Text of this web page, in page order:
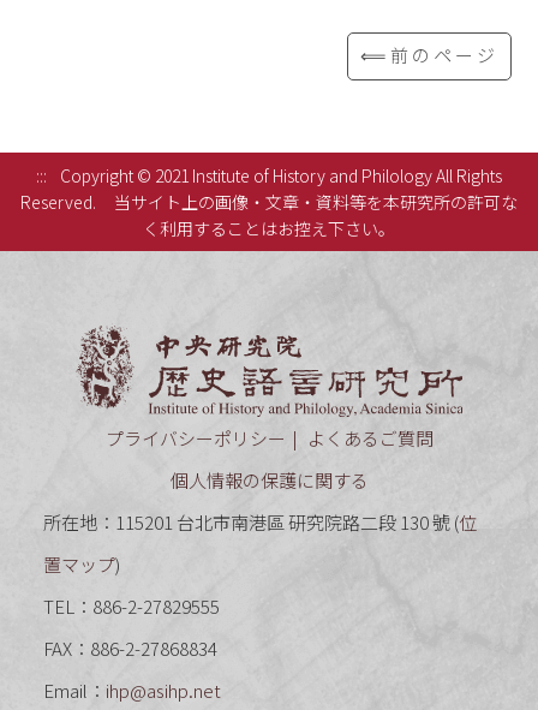
⟸前のページ
:::
Copyright © 2021 Institute of History and Philology All Rights
Reserved.
当サイト上の画像・文章・資料等を本研究所の許可な
く利用することはお控え下さい。
プライバシーポリシー
よくあるご質問
個人情報の保護に関する
所在地：115201 台北市南港區 研究院路二段 130 號 (位
置マップ)
TEL：886-2-27829555
FAX：886-2-27868834
Email： ihp@asihp.net